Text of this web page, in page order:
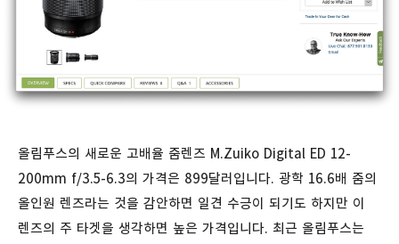
올림푸스의 새로운 고배율 줌렌즈 M.Zuiko Digital ED 12-
200mm f/3.5-6.3의 가격은 899달러입니다. 광학 16.6배 줌의
올인원 렌즈라는 것을 감안하면 일견 수긍이 되기도 하지만 이
렌즈의 주 타겟을 생각하면 높은 가격입니다. 최근 올림푸스는